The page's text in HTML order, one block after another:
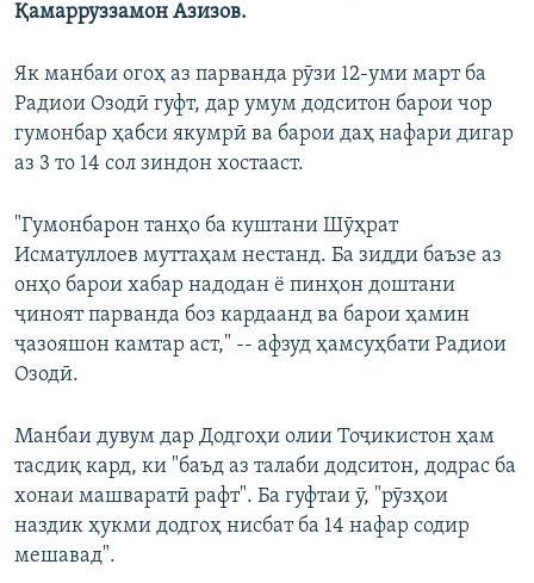
Қамарруззамон Азизов.
Як манбаи огоҳ аз парванда рӯзи 12-уми март ба
Радиои Озодӣ гуфт, дар умум додситон барои чор
гумонбар ҳабси якумрӣ ва барои даҳ нафари дигар
аз 3 то 14 сол зиндон хостааст.
"Гумонбарон танҳо ба куштани Шӯҳрат
Исматуллоев муттаҳам нестанд. Ба зидди баъзе аз
онҳо барои хабар надодан ё пинҳон доштани
ҷиноят парванда боз кардаанд ва барои ҳамин
ҷазояшон камтар аст," -- афзуд ҳамсуҳбати Радиои
Озодӣ.
Манбаи дувум дар Додгоҳи олии Тоҷикистон ҳам
тасдиқ кард, ки "баъд аз талаби додситон, додрас ба
хонаи машваратӣ рафт". Ба гуфтаи ӯ, "рӯзҳои
наздик ҳукми додгоҳ нисбат ба 14 нафар содир
мешавад".